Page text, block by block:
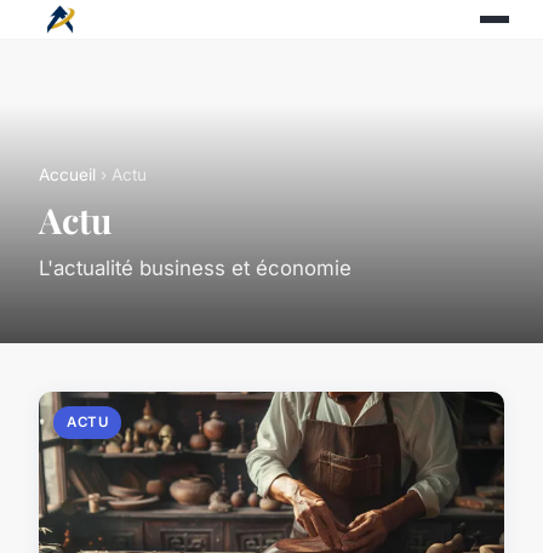
Accueil › Actu
Actu
L'actualité business et économie
ACTU